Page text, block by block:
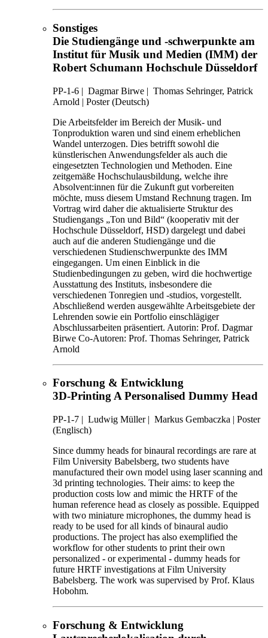
Sonstiges
Die Studiengänge und -schwerpunkte am
Institut für Musik und Medien (IMM) der
Robert Schumann Hochschule Düsseldorf
PP-1-6 | Dagmar Birwe | Thomas Sehringer, Patrick
Arnold | Poster (Deutsch)
Die Arbeitsfelder im Bereich der Musik- und
Tonproduktion waren und sind einem erheblichen
Wandel unterzogen. Dies betrifft sowohl die
künstlerischen Anwendungsfelder als auch die
eingesetzten Technologien und Methoden. Eine
zeitgemäße Hochschulausbildung, welche ihre
Absolvent:innen für die Zukunft gut vorbereiten
möchte, muss diesem Umstand Rechnung tragen. Im
Vortrag wird daher die aktualisierte Struktur des
Studiengangs „Ton und Bild“ (kooperativ mit der
Hochschule Düsseldorf, HSD) dargelegt und dabei
auch auf die anderen Studiengänge und die
verschiedenen Studienschwerpunkte des IMM
eingegangen. Um einen Einblick in die
Studienbedingungen zu geben, wird die hochwertige
Ausstattung des Instituts, insbesondere die
verschiedenen Tonregien und -studios, vorgestellt.
Abschließend werden ausgewählte Arbeitsgebiete der
Lehrenden sowie ein Portfolio einschlägiger
Abschlussarbeiten präsentiert. Autorin: Prof. Dagmar
Birwe Co-Autoren: Prof. Thomas Sehringer, Patrick
Arnold
Forschung & Entwicklung
3D-Printing A Personalised Dummy Head
PP-1-7 | Ludwig Müller | Markus Gembaczka | Poster
(Englisch)
Since dummy heads for binaural recordings are rare at
Film University Babelsberg, two students have
manufactured their own model using laser scanning and
3d printing technologies. Their aims: to keep the
production costs low and mimic the HRTF of the
human reference head as closely as possible. Equipped
with two miniature microphones, the dummy head is
ready to be used for all kinds of binaural audio
productions. The project has also exemplified the
workflow for other students to print their own
personalized - or experimental - dummy heads for
future HRTF investigations at Film University
Babelsberg. The work was supervised by Prof. Klaus
Hobohm.
Forschung & Entwicklung